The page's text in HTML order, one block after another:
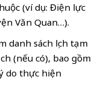
(ví dụ: Điện lực
Văn Quan…).
danh sách lịch tạm
(nếu có), bao gồm
do thực hiện